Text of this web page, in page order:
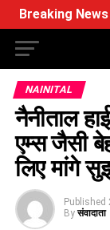
Breaking News
Team
NAINITAL
नैनीताल
एम्स जैसी
लिए मांगे
Published
By संवादाता